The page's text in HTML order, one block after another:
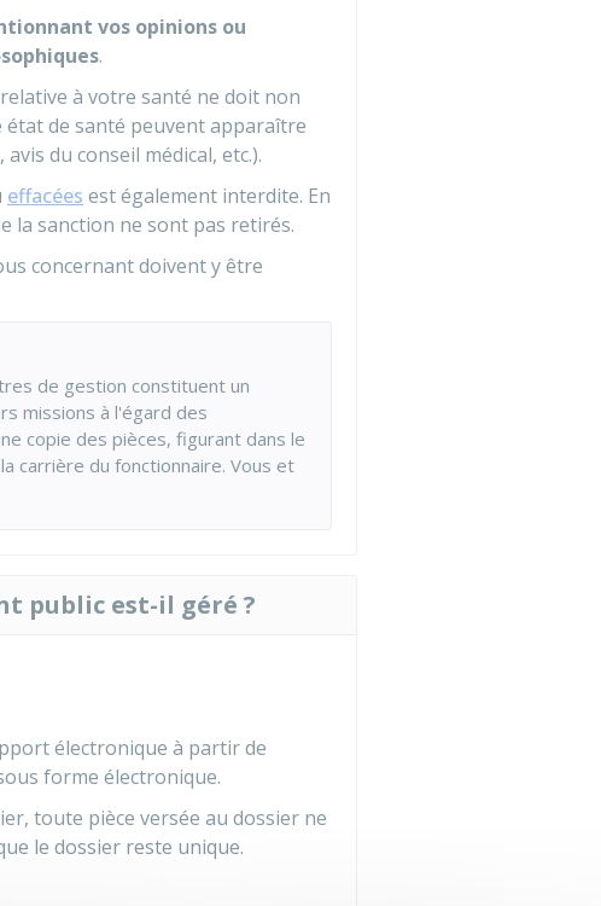
vos opinions ou
.
à votre santé ne doit non
de santé peuvent apparaître
du conseil médical, etc.).
effacées est également interdite. En
la sanction ne sont pas retirés.
concernant doivent y être
de gestion constituent un
missions à l'égard des
copie des pièces, figurant dans le
carrière du fonctionnaire. Vous et
public est-il géré ?
électronique à partir de
forme électronique.
toute pièce versée au dossier ne
le dossier reste unique.